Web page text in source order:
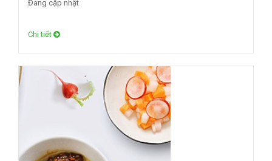
Đang cập nhật
Chi tiết